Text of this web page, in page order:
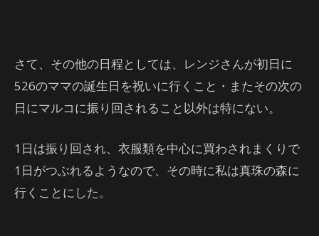
さて、その他の日程としては、レンジさんが初日に
526のママの誕生日を祝いに行くこと・またその次の
日にマルコに振り回されること以外は特にない。
1日は振り回され、衣服類を中心に買わされまくりで
1日がつぶれるようなので、その時に私は真珠の森に
行くことにした。